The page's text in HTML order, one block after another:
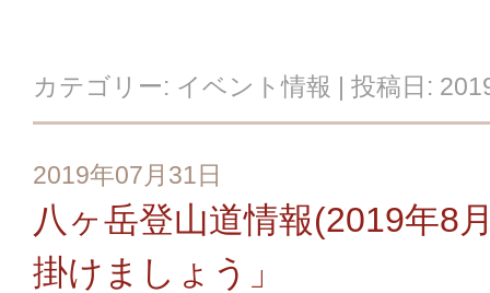
カテゴリー: イベント情報 | 投稿日:
2019年07月31日
八ヶ岳登山道情報(2019年8
掛けましょう」